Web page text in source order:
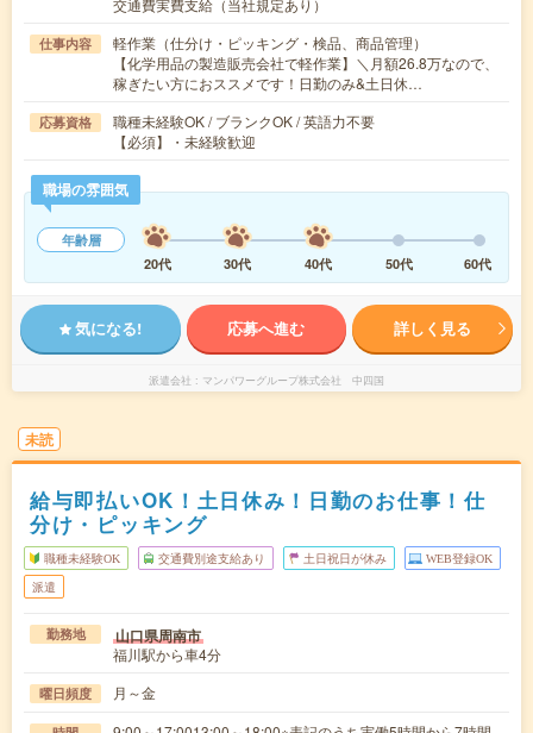
交通費実費支給（当社規定あり）
仕事内容
軽作業（仕分け・ピッキング・検品、商品管理）
【化学用品の製造販売会社で軽作業】＼月額26.8万なので、
稼ぎたい方におススメです！日勤のみ&土日休…
応募資格
職種未経験OK / ブランクOK / 英語力不要
【必須】・未経験歓迎
職場の雰囲気
年齢層
20代
30代 40代 50代 60代
気になる! 応募へ進む 詳しく見る
派遣会社 マンパワーグループ株式会社 中四国
未読
給与即払いOK！土日休み！日勤のお仕事！仕
分け・ピッキング
職種未経験OK 交通費別途支給あり 土日祝日が休み WEB登録OK
派遣
勤務地 山口県周南市
福川駅から車4分
曜日頻度 月～金